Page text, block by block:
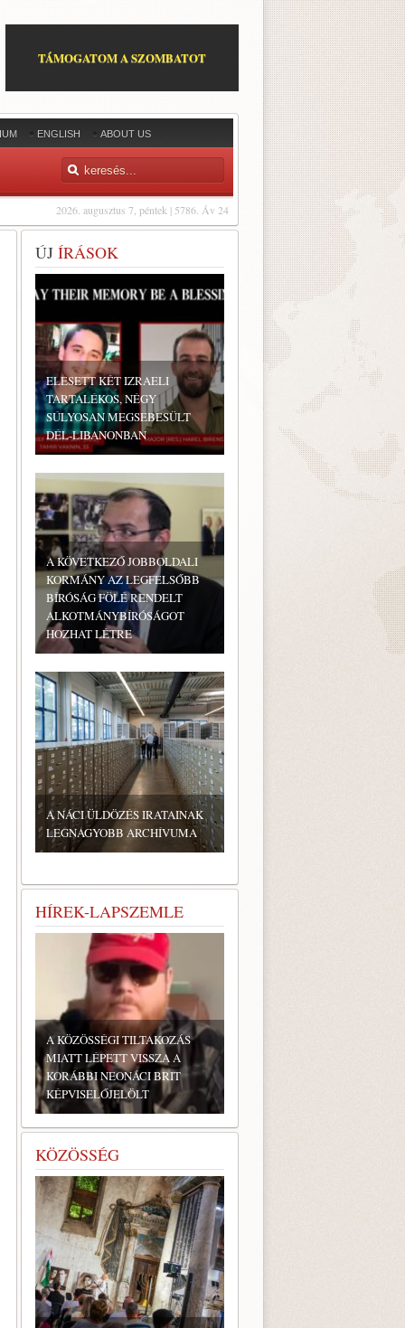
TÁMOGATOM A SZOMBATOT
ENGLISH ABOUT US
2026. augusztus 7, péntek | 5786. Áv 24
ÚJ ÍRÁSOK
ELESETT KÉT IZRAELI
TARTALÉKOS, NÉGY
SÚLYOSAN MEGSEBESÜLT
DÉL-LIBANONBAN
A KÖVETKEZŐ JOBBOLDALI
KORMÁNY AZ LEGFELSŐBB
BÍRÓSÁG FÖLÉ RENDELT
ALKOTMÁNYBÍRÓSÁGOT
HOZHAT LÉTRE
A NÁCI ÜLDÖZÉS IRATAINAK
LEGNAGYOBB ARCHÍVUMA
HÍREK-LAPSZEMLE
A KÖZÖSSÉGI TILTAKOZÁS
MIATT LÉPETT VISSZA A
KORÁBBI NEONÁCI BRIT
KÉPVISELŐJELÖLT
KÖZÖSSÉG
ZSIDÓ GASZTRONÓMIAI
TALÁLKOZÓ A BONYHÁDI